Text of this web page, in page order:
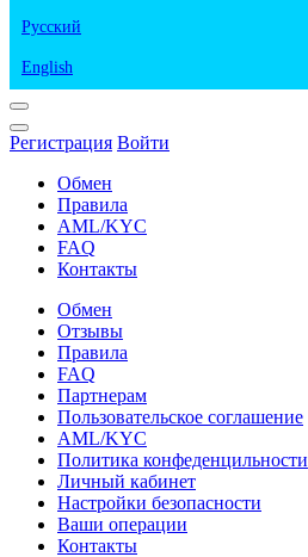
Русский
English
Регистрация Войти
Обмен
Правила
AML/KYC
FAQ
Контакты
Обмен
Отзывы
Правила
FAQ
Партнерам
Пользовательское соглашение
AML/KYC
Политика конфеденцильности
Личный кабинет
Настройки безопасности
Ваши операции
Контакты